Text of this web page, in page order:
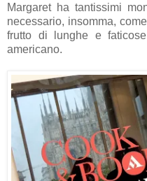
Margaret ha tantissimi
necessario, insomma,
frutto di lunghe e
americano.